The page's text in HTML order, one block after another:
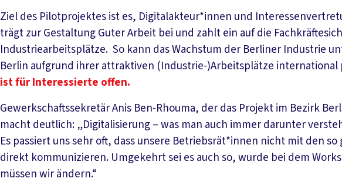
Ziel des Pilotprojektes ist es, Digitalakteur*innen und
trägt zur Gestaltung Guter Arbeit bei und zahlt ein auf die
Industriearbeitsplätze. So kann das Wachstum der Berliner Industrie
Berlin aufgrund ihrer attraktiven (Industrie-)Arbeitsplätze
ist für Interessierte offen.
Gewerkschaftssekretär Anis Ben-Rhouma, der das Projekt im Bezirk
macht deutlich: „Digitalisierung – was man auch immer darunter
Es passiert uns sehr oft, dass unsere Betriebsrät*innen nicht mit den
direkt kommunizieren. Umgekehrt sei es auch so, wurde bei dem
müssen wir ändern.“